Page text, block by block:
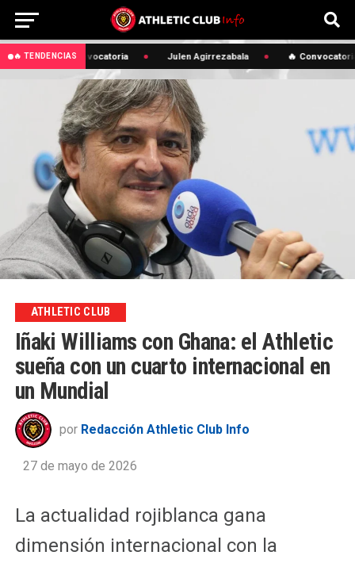
🔥 TENDENCIAS🔥 Convocatoria Julen Agirrezabala 🔥 Convocatoria
ATHLETIC CLUB
Iñaki Williams con Ghana: el Athletic
sueña con un cuarto internacional en
un Mundial
por Redacción Athletic Club Info
27 de mayo de 2026
La actualidad rojiblanca gana
dimensión internacional con la